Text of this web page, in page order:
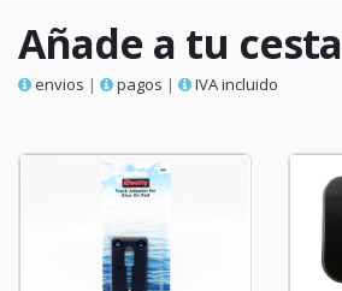
Añade a tu cesta
envios | pagos | IVA incluido